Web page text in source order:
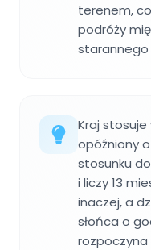
terenem,
podróży
starannego
Kraj stosuje
opóźniony
stosunku
i liczy 13
inaczej, a
słońca o
rozpoczyna